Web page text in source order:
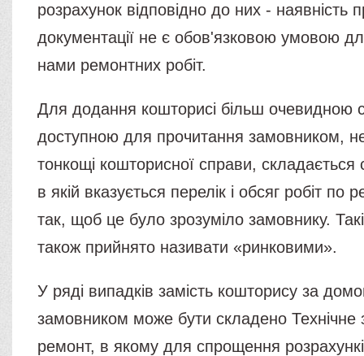
розрахунок відповідно до них - наявність
документації не є обов'язковою умовою
нами ремонтних робіт.
Для додання кошторисі більш очевидною
доступною для прочитання замовником,
тонкощі кошторисної справи,
в якій вказується перелік і обсяг робіт по
так, щоб це було зрозуміло замовнику.
також прийнято називати «ринковими».
У ряді випадків замість кошторису за
замовником може бути складено Технічне
ремонт, в якому для спрощення